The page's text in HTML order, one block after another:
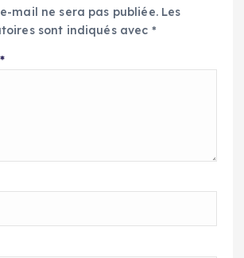
mail ne sera pas publiée. Les
sont indiqués avec *
*